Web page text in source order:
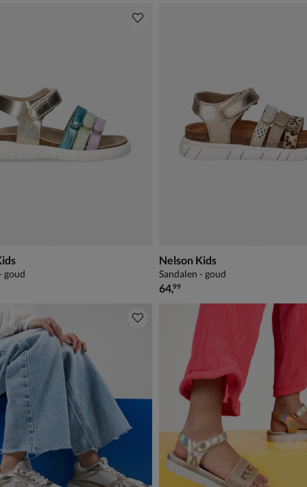
goud
Nelson Kids
Sandalen - goud
€ 64,99
64,99